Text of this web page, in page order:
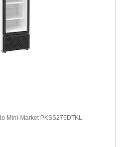
Mini-Market PKSS275DTKL